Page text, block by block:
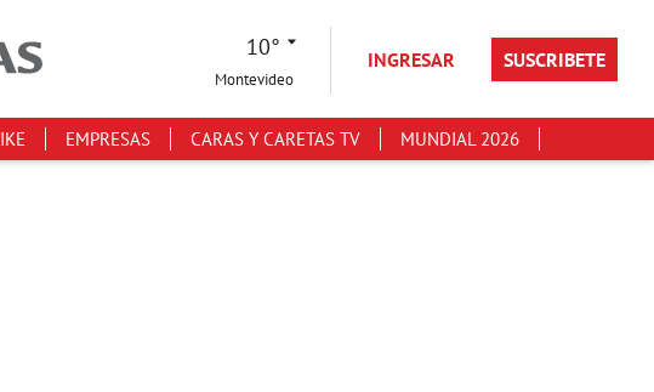
10°
Montevideo
INGRESAR SUSCRIBETE
EMPRESAS CARAS Y CARETAS TV MUNDIAL 2026